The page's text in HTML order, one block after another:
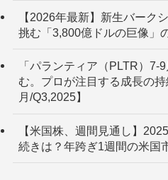
【2026年最新】新生バーク
挑む「3,800億ドルの巨像」
「パランティア（PLTR）7-
む。プロが注目する成長の
月/Q3,2025】
【米国株、週間見通し】
続きは？年跨ぎ1週間の米国